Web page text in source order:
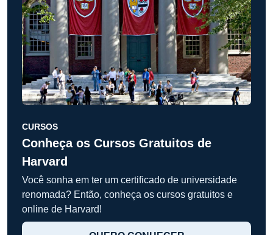
CURSOS
Conheça os Cursos Gratuitos de
Harvard
Você sonha em ter um certificado de universidade
renomada? Então, conheça os cursos gratuitos e
online de Harvard!